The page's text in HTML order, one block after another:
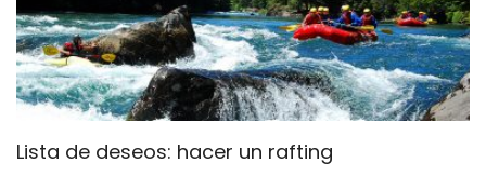
Lista de deseos: hacer un rafting